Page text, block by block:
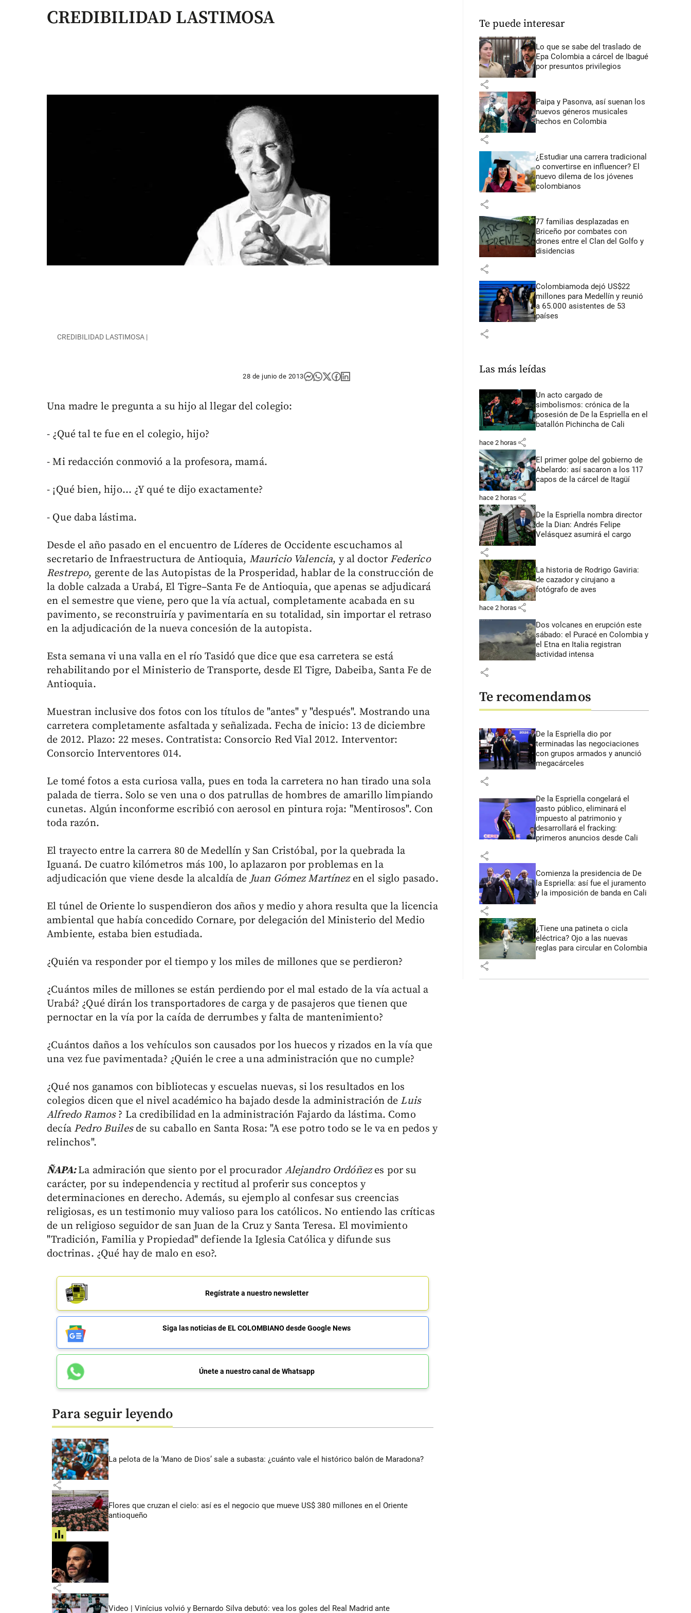
CREDIBILIDAD LASTIMOSA
CREDIBILIDAD LASTIMOSA |
28 de junio de 2013
Una madre le pregunta a su hijo al llegar del colegio:
- ¿Qué tal te fue en el colegio, hijo?
- Mi redacción conmovió a la profesora, mamá.
- ¡Qué bien, hijo… ¿Y qué te dijo exactamente?
- Que daba lástima.
Desde el año pasado en el encuentro de Líderes de Occidente escuchamos al
secretario de Infraestructura de Antioquia, Mauricio Valencia, y al doctor Federico
Restrepo, gerente de las Autopistas de la Prosperidad, hablar de la construcción de
la doble calzada a Urabá, El Tigre–Santa Fe de Antioquia, que apenas se adjudicará
en el semestre que viene, pero que la vía actual, completamente acabada en su
pavimento, se reconstruiría y pavimentaría en su totalidad, sin importar el retraso
en la adjudicación de la nueva concesión de la autopista.
Esta semana vi una valla en el río Tasidó que dice que esa carretera se está
rehabilitando por el Ministerio de Transporte, desde El Tigre, Dabeiba, Santa Fe de
Antioquia.
Muestran inclusive dos fotos con los títulos de "antes" y "después". Mostrando una
carretera completamente asfaltada y señalizada. Fecha de inicio: 13 de diciembre
de 2012. Plazo: 22 meses. Contratista: Consorcio Red Vial 2012. Interventor:
Consorcio Interventores 014.
Le tomé fotos a esta curiosa valla, pues en toda la carretera no han tirado una sola
palada de tierra. Solo se ven una o dos patrullas de hombres de amarillo limpiando
cunetas. Algún inconforme escribió con aerosol en pintura roja: "Mentirosos". Con
toda razón.
El trayecto entre la carrera 80 de Medellín y San Cristóbal, por la quebrada la
Iguaná. De cuatro kilómetros más 100, lo aplazaron por problemas en la
adjudicación que viene desde la alcaldía deJuan Gómez Martínezen el siglo pasado.
El túnel de Oriente lo suspendieron dos años y medio y ahora resulta que la licencia
ambiental que había concedido Cornare, por delegación del Ministerio del Medio
Ambiente, estaba bien estudiada.
¿Quién va responder por el tiempo y los miles de millones que se perdieron?
¿Cuántos miles de millones se están perdiendo por el mal estado de la vía actual a
Urabá? ¿Qué dirán los transportadores de carga y de pasajeros que tienen que
pernoctar en la vía por la caída de derrumbes y falta de mantenimiento?
¿Cuántos daños a los vehículos son causados por los huecos y rizados en la vía que
una vez fue pavimentada? ¿Quién le cree a una administración que no cumple?
¿Qué nos ganamos con bibliotecas y escuelas nuevas, si los resultados en los
colegios dicen que el nivel académico ha bajado desde la administración de Luis
Alfredo Ramos? La credibilidad en la administración Fajardo da lástima. Como
decía Pedro Builesde su caballo en Santa Rosa: "A ese potro todo se le va en pedos y
relinchos".
ÑAPA:La admiración que siento por el procurador Alejandro Ordóñezes por su
carácter, por su independencia y rectitud al proferir sus conceptos y
determinaciones en derecho. Además, su ejemplo al confesar sus creencias
religiosas, es un testimonio muy valioso para los católicos. No entiendo las críticas
de un religioso seguidor de san Juan de la Cruz y Santa Teresa. El movimiento
"Tradición, Familia y Propiedad" defiende la Iglesia Católica y difunde sus
doctrinas. ¿Qué hay de malo en eso?.
Regístrate a nuestro newsletter
Siga las noticias de EL COLOMBIANO desde Google News
Únete a nuestro canal de Whatsapp
Para seguir leyendo
La pelota de la ‘Mano de Dios’ sale a subasta: ¿cuánto vale el histórico balón de Maradona?
share
Flores que cruzan el cielo: así es el negocio que mueve US$ 380 millones en el Oriente
antioqueño
share
share
Video | Vinícius volvió y Bernardo Silva debutó: vea los goles del Real Madrid ante
Te puede interesar
Lo que se sabe del traslado de
Epa Colombia a cárcel de Ibagué
por presuntos privilegios
share
Paipa y Pasonva, así suenan los
nuevos géneros musicales
hechos en Colombia
share
¿Estudiar una carrera tradicional
o convertirse en influencer? El
nuevo dilema de los jóvenes
colombianos
share
77 familias desplazadas en
Briceño por combates con
drones entre el Clan del Golfo y
disidencias
share
Colombiamoda dejó US$22
millones para Medellín y reunió
a 65.000 asistentes de 53
países
share
Las más leídas
Un acto cargado de
simbolismos: crónica de la
posesión de De la Espriella en el
batallón Pichincha de Cali
hace 2 horas share
El primer golpe del gobierno de
Abelardo: así sacaron a los 117
capos de la cárcel de Itagüí
hace 2 horas share
De la Espriella nombra director
de la Dian: Andrés Felipe
Velásquez asumirá el cargo
share
La historia de Rodrigo Gaviria:
de cazador y cirujano a
fotógrafo de aves
hace 2 horas share
Dos volcanes en erupción este
sábado: el Puracé en Colombia y
el Etna en Italia registran
actividad intensa
share
Te recomendamos
De la Espriella dio por
terminadas las negociaciones
con grupos armados y anunció
megacárceles
share
De la Espriella congelará el
gasto público, eliminará el
impuesto al patrimonio y
desarrollará el fracking:
primeros anuncios desde Cali
share
Comienza la presidencia de De
la Espriella: así fue el juramento
y la imposición de banda en Cali
share
¿Tiene una patineta o cicla
eléctrica? Ojo a las nuevas
reglas para circular en Colombia
share